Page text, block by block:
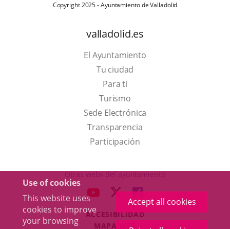
Use of cookies
This website uses
cookies to improve
your browsing
Accept all cookies
Copyright 2025 - Ayuntamiento de Valladolid
valladolid.es
El Ayuntamiento
Tu ciudad
Para ti
TurismoThis
link
will
open
a
up
window.
Sede Electrónica
Transparencia
Participación
Otras webs del ayuntamiento
LINK
EXTERNAL
LINK
TO
EXTERNAL
LINK
TO
EXTERNAL
ACCESIBILIDAD
MAPA WEB